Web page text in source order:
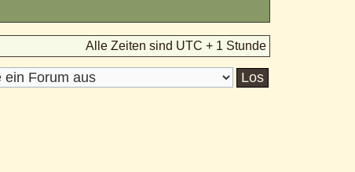
Alle Zeiten sind UTC + 1 Stunde